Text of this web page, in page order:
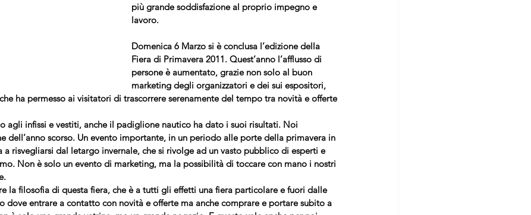
più grande soddisfazione al proprio impegno e
lavoro.
Domenica 6 Marzo si è conclusa l’edizione della
Fiera di Primavera 2011. Quest’anno l’afflusso di
persone è aumentato, grazie non solo al buon
marketing degli organizzatori e dei sui espositori,
ha permesso ai visitatori di trascorrere serenamente del tempo tra novità e offerte
agli infissi e vestiti, anche il padiglione nautico ha dato i suoi risultati. Noi
dell’anno scorso. Un evento importante, in un periodo alle porte della primavera in
risvegliarsi dal letargo invernale, che si rivolge ad un vasto pubblico di esperti e
Non è solo un evento di marketing, ma la possibilità di toccare con mano i nostri
la filosofia di questa fiera, che è a tutti gli effetti una fiera particolare e fuori dalle
dove entrare a contatto con novità e offerte ma anche comprare e portare subito a